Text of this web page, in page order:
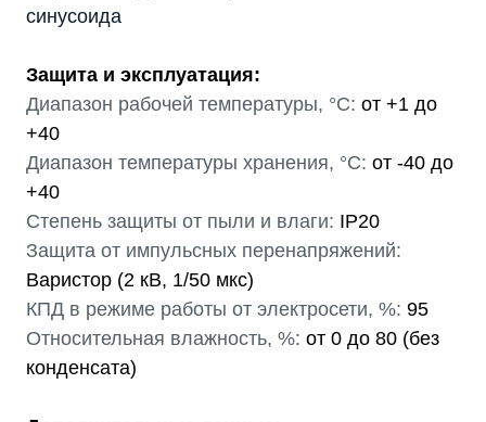
синусоида
Защита и эксплуатация:
Диапазон рабочей температуры, °С: от +1 до
+40
Диапазон температуры хранения, °С: от -40 до
+40
Степень защиты от пыли и влаги: IP20
Защита от импульсных перенапряжений:
Варистор (2 кВ, 1/50 мкс)
КПД в режиме работы от электросети, %: 95
Относительная влажность, %: от 0 до 80 (без
конденсата)